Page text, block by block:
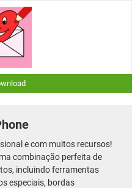
e com muitos recursos!
combinação perfeita de
incluindo ferramentas
especiais, bordas